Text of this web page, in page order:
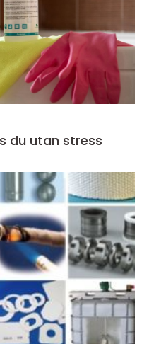
så lyckas du utan stress